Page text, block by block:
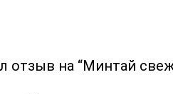
отзыв на “Минтай